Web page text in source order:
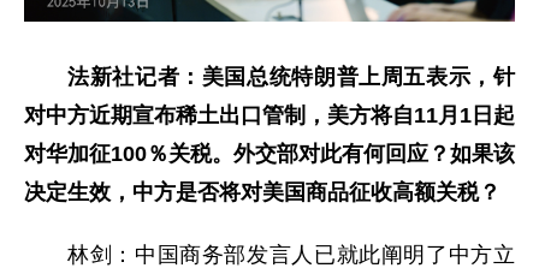
法新社记者：美国总统特朗普上周五表示，针
对中方近期宣布稀土出口管制，美方将自11月1日起
对华加征100％关税。外交部对此有何回应？如果该
决定生效，中方是否将对美国商品征收高额关税？
林剑：中国商务部发言人已就此阐明了中方立